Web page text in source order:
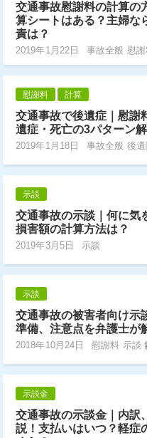
交通事故慰謝料の計算の
算シートはある？主婦な
責は？
2019年1月22日 事故全般 慰
慰謝料 計算
交通事故で後遺症｜慰謝
遺症・死亡の3パターン
2019年1月18日 事故全般 後
示談
交通事故の示談｜何に気
損害額の計算方法は？
2019年3月5日 示談
示談
交通事故の被害者向け示
準備、注意点を弁護士が
2018年10月24日 慰謝料 示談
示談金
交通事故の示談金｜内訳
説！支払いはいつ？軽症